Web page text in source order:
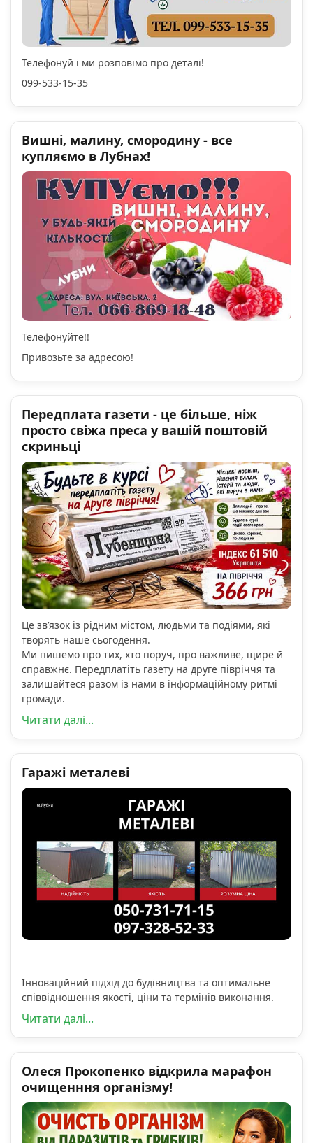
Телефонуй і ми розповімо про деталі!
099-533-15-35
Вишні, малину, смородину - все
купляємо в Лубнах!
Телефонуйте!!
Привозьте за адресою!
Передплата газети - це більше, ніж
просто свіжа преса у вашій поштовій
скриньці
Це зв’язок із рідним містом, людьми та подіями, які
творять наше сьогодення.
Ми пишемо про тих, хто поруч, про важливе, щире й
справжнє. Передплатіть газету на друге півріччя та
залишайтеся разом із нами в інформаційному ритмі
громади.
Читати далі...
Гаражі металеві
Інноваційний підхід до будівництва та оптимальне
співвідношення якості, ціни та термінів виконання.
Читати далі...
Олеся Прокопенко відкрила марафон
очищенння організму!